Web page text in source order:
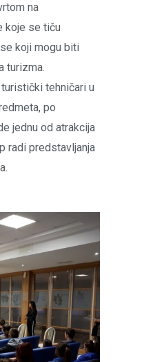
na
koje se tiču
koji mogu biti
turizma.
tehničari u
po
jednu od atrakcija
radi predstavljanja